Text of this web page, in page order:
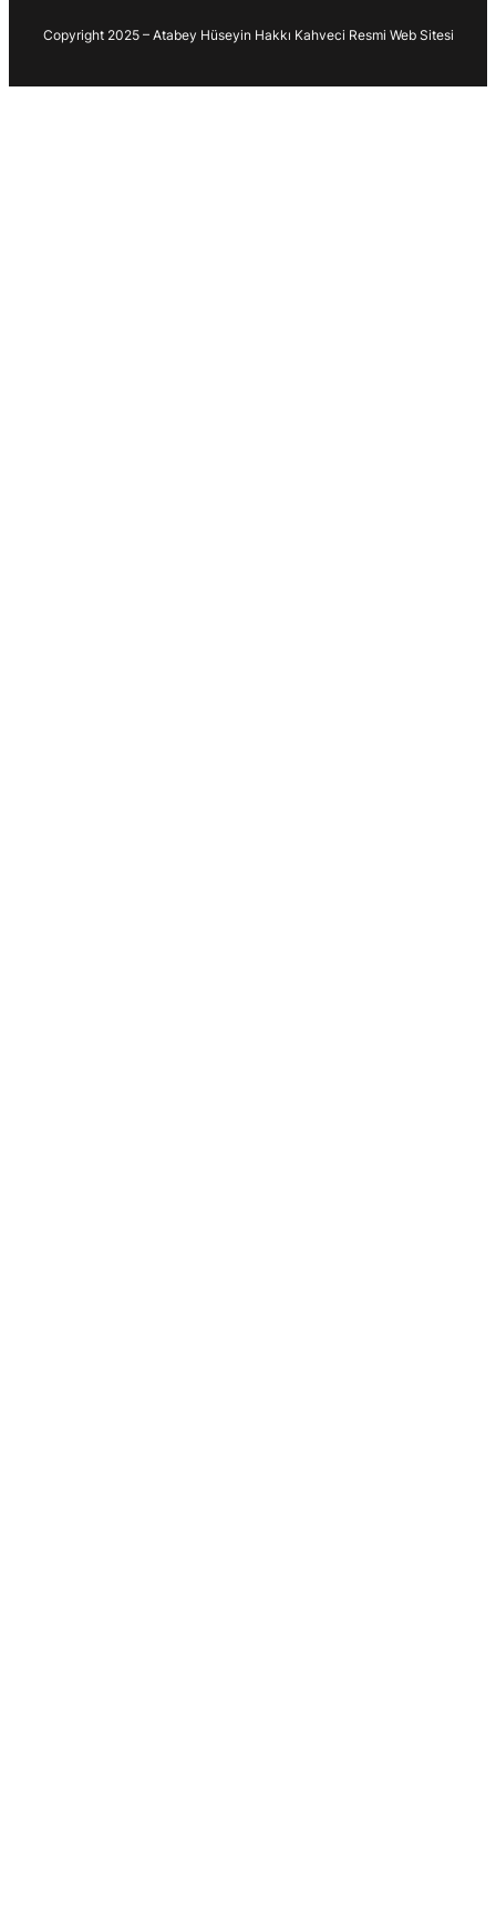
Copyright 2025 – Atabey Hüseyin Hakkı Kahveci Resmi Web Sitesi